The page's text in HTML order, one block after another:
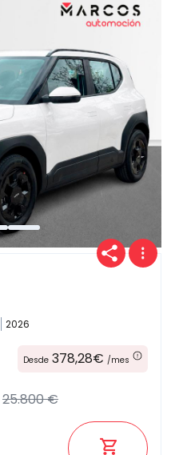
2026
Desde 378,28€ /mes
25.800 €